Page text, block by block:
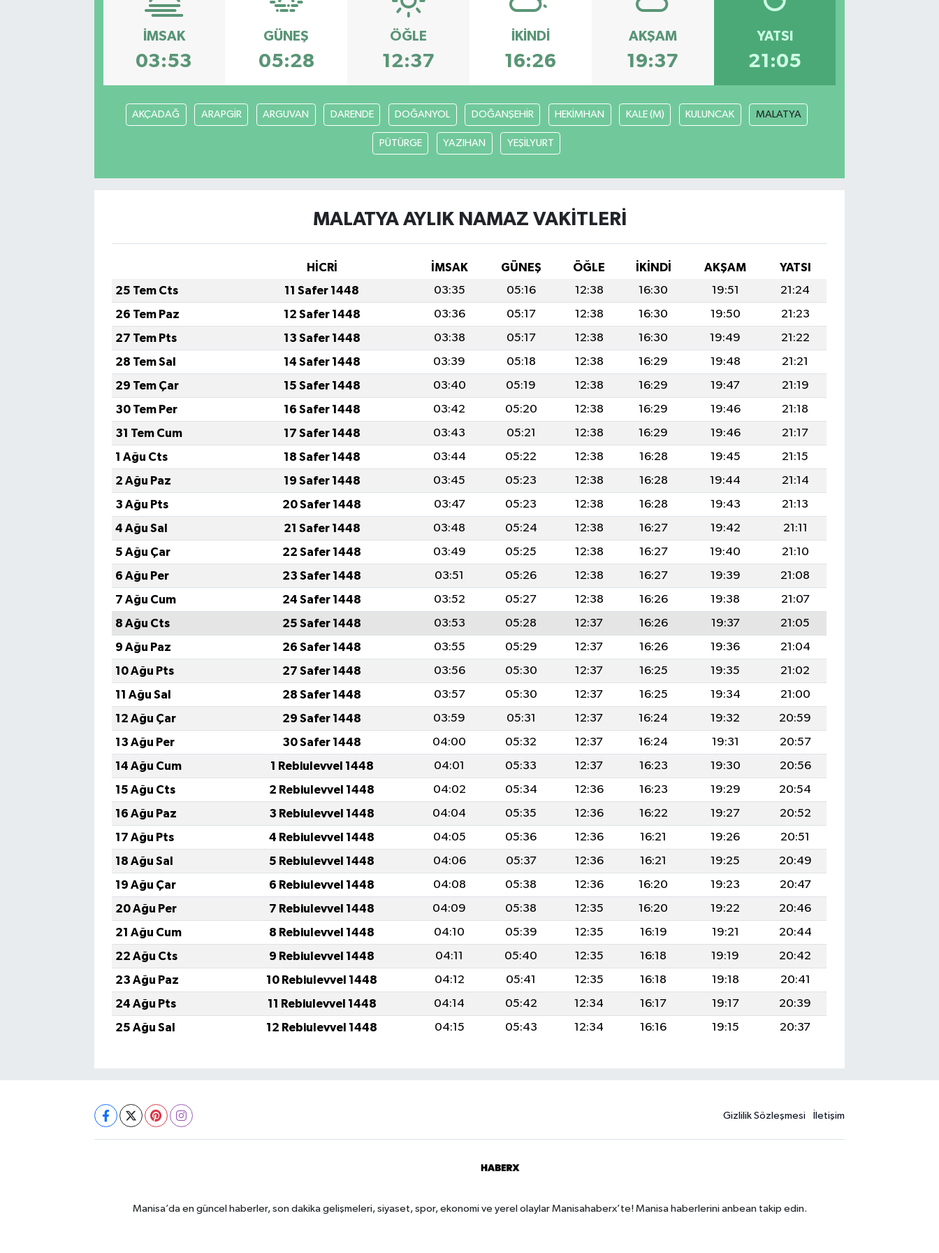
İMSAK
03:53
GÜNEŞ
05:28
ÖĞLE
12:37
İKINDI
16:26
AKŞAM
19:37
YATSI
21:05
AKÇADAĞ ARAPGİR ARGUVAN DARENDE DOĞANYOL DOĞANŞEHİR HEKİMHAN KALE (M) KULUNCAK MALATYA
PÜTÜRGE YAZIHAN YEŞİLYURT
MALATYA AYLIK NAMAZ VAKITLERI
HİCRİ İMSAK GÜNEŞ ÖĞLE İKINDI AKŞAM
YATSI
25 Tem Cts
11 Safer 1448 03:35 05:16 12:38 16:30 19:51
21:24
26 Tem Paz
12 Safer 1448 03:36 05:17 12:38 16:30 19:50
21:23
27 Tem Pts
13 Safer 1448 03:38 05:17 12:38 16:30 19:49
21:22
28 Tem Sal
14 Safer 1448 03:39 05:18 12:38 16:29 19:48
21:21
29 Tem Çar
15 Safer 1448 03:40 05:19 12:38 16:29 19:47
21:19
30 Tem Per
16 Safer 1448 03:42 05:20 12:38 16:29 19:46
21:18
31 Tem Cum
17 Safer 1448 03:43 05:21 12:38 16:29 19:46
21:17
1 Ağu Cts
18 Safer 1448 03:44 05:22 12:38 16:28 19:45
21:15
2 Ağu Paz
19 Safer 1448 03:45 05:23 12:38 16:28 19:44
21:14
3 Ağu Pts
20 Safer 1448 03:47 05:23 12:38 16:28 19:43
21:13
4 Ağu Sal
21 Safer 1448 03:48 05:24 12:38 16:27 19:42
21:11
5 Ağu Çar
22 Safer 1448 03:49 05:25 12:38 16:27 19:40
21:10
6 Ağu Per
23 Safer 1448 03:51 05:26 12:38 16:27 19:39
21:08
7 Ağu Cum
24 Safer 1448 03:52 05:27 12:38 16:26 19:38
21:07
8 Ağu Cts
25 Safer 1448 03:53 05:28 12:37 16:26 19:37
21:05
9 Ağu Paz
26 Safer 1448 03:55 05:29 12:37 16:26 19:36
21:04
10 Ağu Pts
27 Safer 1448 03:56 05:30 12:37 16:25 19:35
21:02
11 Ağu Sal
28 Safer 1448 03:57 05:30 12:37 16:25 19:34
21:00
12 Ağu Çar
29 Safer 1448 03:59 05:31 12:37 16:24 19:32
20:59
13 Ağu Per
30 Safer 1448 04:00 05:32 12:37 16:24 19:31
20:57
14 Ağu Cum
1 Rebiulevvel 1448 04:01 05:33 12:37 16:23 19:30
20:56
15 Ağu Cts
2 Rebiulevvel 1448 04:02 05:34 12:36 16:23 19:29
20:54
16 Ağu Paz
3 Rebiulevvel 1448 04:04 05:35 12:36 16:22 19:27
20:52
17 Ağu Pts
4 Rebiulevvel 1448 04:05 05:36 12:36 16:21 19:26
20:51
18 Ağu Sal
5 Rebiulevvel 1448 04:06 05:37 12:36 16:21 19:25
20:49
19 Ağu Çar
6 Rebiulevvel 1448 04:08 05:38 12:36 16:20 19:23
20:47
20 Ağu Per
7 Rebiulevvel 1448 04:09 05:38 12:35 16:20 19:22
20:46
21 Ağu Cum
8 Rebiulevvel 1448 04:10 05:39 12:35 16:19 19:21
20:44
22 Ağu Cts
9 Rebiulevvel 1448 04:11 05:40 12:35 16:18 19:19
20:42
23 Ağu Paz
10 Rebiulevvel 1448 04:12 05:41 12:35 16:18 19:18
20:41
24 Ağu Pts
11 Rebiulevvel 1448 04:14 05:42 12:34 16:17 19:17
20:39
25 Ağu Sal
12 Rebiulevvel 1448 04:15 05:43 12:34 16:16 19:15 20:37
Gizlilik Sözleşmesi İletişim
Manisa’da en güncel haberler, son dakika gelişmeleri, siyaset, spor, ekonomi ve yerel olaylar Manisahaberx’te! Manisa haberlerini anbean takip edin.